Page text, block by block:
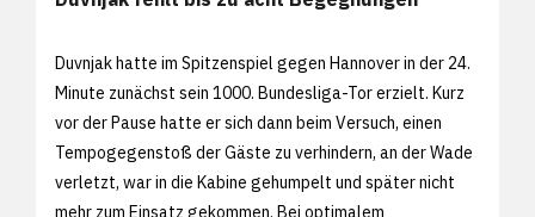
Duvnjak hatte im Spitzenspiel gegen Hannover in der 24.
Minute zunächst sein 1000. Bundesliga-Tor erzielt. Kurz
vor der Pause hatte er sich dann beim Versuch, einen
Tempogegenstoß der Gäste zu verhindern, an der Wade
verletzt, war in die Kabine gehumpelt und später nicht
mehr zum Einsatz gekommen. Bei optimalem